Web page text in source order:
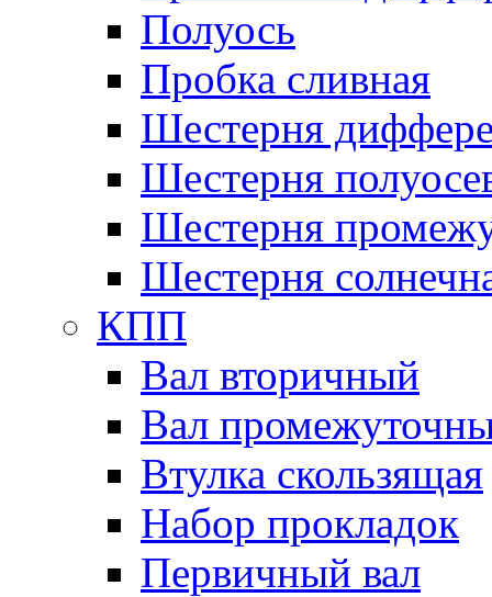
Полуось
Пробка сливная
Шестерня
Шестерня
Шестерня
Шестерня
КПП
Вал вторичный
Вал
Втулка скользящая
Набор прокладок
Первичный вал